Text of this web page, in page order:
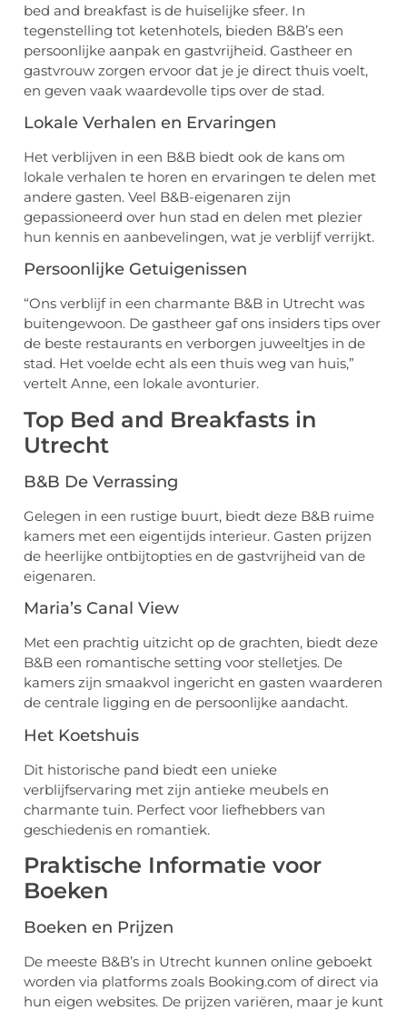
bed and breakfast is de huiselijke sfeer. In
tegenstelling tot ketenhotels, bieden B&B’s een
persoonlijke aanpak en gastvrijheid. Gastheer en
gastvrouw zorgen ervoor dat je je direct thuis voelt,
en geven vaak waardevolle tips over de stad.
Lokale Verhalen en Ervaringen
Het verblijven in een B&B biedt ook de kans om
lokale verhalen te horen en ervaringen te delen met
andere gasten. Veel B&B-eigenaren zijn
gepassioneerd over hun stad en delen met plezier
hun kennis en aanbevelingen, wat je verblijf verrijkt.
Persoonlijke Getuigenissen
“Ons verblijf in een charmante B&B in Utrecht was
buitengewoon. De gastheer gaf ons insiders tips over
de beste restaurants en verborgen juweeltjes in de
stad. Het voelde echt als een thuis weg van huis,”
vertelt Anne, een lokale avonturier.
Top Bed and Breakfasts in
Utrecht
B&B De Verrassing
Gelegen in een rustige buurt, biedt deze B&B ruime
kamers met een eigentijds interieur. Gasten prijzen
de heerlijke ontbijtopties en de gastvrijheid van de
eigenaren.
Maria’s Canal View
Met een prachtig uitzicht op de grachten, biedt deze
B&B een romantische setting voor stelletjes. De
kamers zijn smaakvol ingericht en gasten waarderen
de centrale ligging en de persoonlijke aandacht.
Het Koetshuis
Dit historische pand biedt een unieke
verblijfservaring met zijn antieke meubels en
charmante tuin. Perfect voor liefhebbers van
geschiedenis en romantiek.
Praktische Informatie voor
Boeken
Boeken en Prijzen
De meeste B&B’s in Utrecht kunnen online geboekt
worden via platforms zoals Booking.com of direct via
hun eigen websites. De prijzen variëren, maar je kunt